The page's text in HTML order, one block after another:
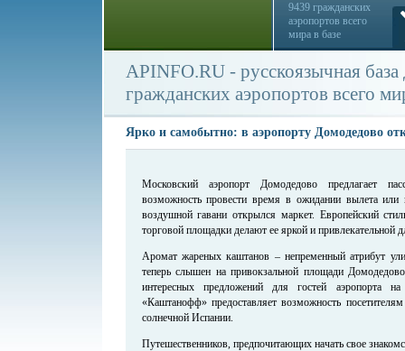
9439 гражданских
аэропортов всего
мира в базе
APINFO.RU - русскоязычная
гражданских аэропортов всего
Ярко и самобытно: в аэропорту Домодедово
Московский аэропорт Домодедово предлагает
возможность провести время в ожидании вылета или
воздушной гавани открылся маркет. Европейский
торговой площадки делают ее яркой и привлекательной
Аромат жареных каштанов – непременный атрибут
теперь слышен на привокзальной площади
интересных предложений для гостей аэропорта
«Каштанофф» предоставляет возможность
солнечной Испании.
Путешественников, предпочитающих начать свое